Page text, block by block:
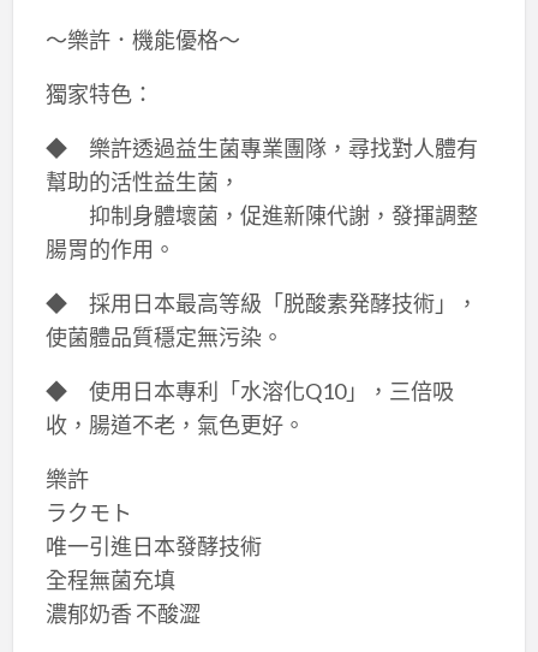
～樂許．機能優格～
獨家特色：
◆ 樂許透過益生菌專業團隊，尋找對人體有
幫助的活性益生菌，
抑制身體壞菌，促進新陳代謝，發揮調整
腸胃的作用。
◆ 採用日本最高等級「脱酸素発酵技術」，
使菌體品質穩定無污染。
◆ 使用日本專利「水溶化Q10」，三倍吸
收，腸道不老，氣色更好。
樂許
ラクモト
唯一引進日本發酵技術
全程無菌充填
濃郁奶香 不酸澀